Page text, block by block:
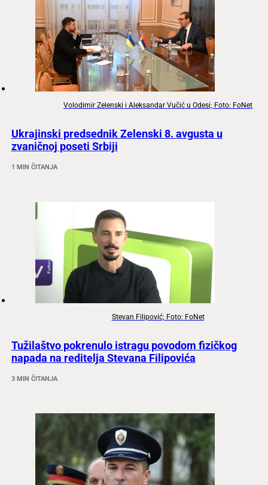
Volodimir Zelenski i Aleksandar Vučić u Odesi; Foto: FoNet
Ukrajinski predsednik Zelenski 8. avgusta u
zvaničnoj poseti Srbiji
1 MIN ČITANJA
Stevan Filipović; Foto: FoNet
Tužilaštvo pokrenulo istragu povodom fizičkog
napada na reditelja Stevana Filipovića
3 MIN ČITANJA